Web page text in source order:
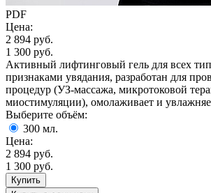
PDF
Цена:
2 894 руб.
1 300 руб.
Активный лифтинговый гель для всех
признаками увядания, разработан для
процедур (УЗ-массажа, микротоковой
миостимуляции), омолаживает и
Выберите объём:
300 мл.
Цена:
2 894 руб.
1 300 руб.
Купить